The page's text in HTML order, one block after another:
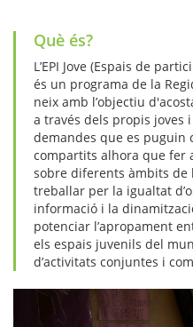
Què és?
L’EPI Jove (Espais de
és un programa de la
neix amb l’objectiu
a través dels propis joves
demandes que es puguin
compartits alhora que fer
sobre diferents àmbits de
treballar per la igualtat
informació i la
potenciar l’apropament
els espais juvenils del
d’activitats conjuntes i